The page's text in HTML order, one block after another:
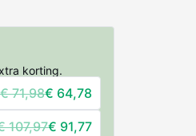
korting.
€71,98€ 64,78
107,97€ 91,77